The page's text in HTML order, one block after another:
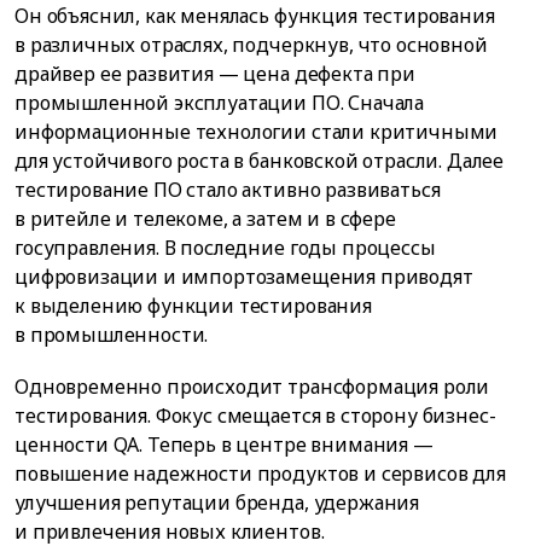
Он объяснил, как менялась функция тестирования
в различных отраслях, подчеркнув, что основной
драйвер ее развития — цена дефекта при
промышленной эксплуатации ПО. Сначала
информационные технологии стали критичными
для устойчивого роста в банковской отрасли. Далее
тестирование ПО стало активно развиваться
в ритейле и телекоме, а затем и в сфере
госуправления. В последние годы процессы
цифровизации и импортозамещения приводят
к выделению функции тестирования
в промышленности.
Одновременно происходит трансформация роли
тестирования. Фокус смещается в сторону бизнес-
ценности QA. Теперь в центре внимания —
повышение надежности продуктов и сервисов для
улучшения репутации бренда, удержания
и привлечения новых клиентов.